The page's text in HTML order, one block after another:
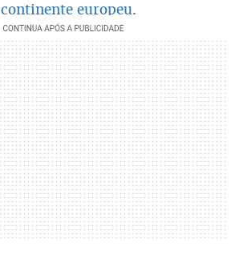
continente europeu.